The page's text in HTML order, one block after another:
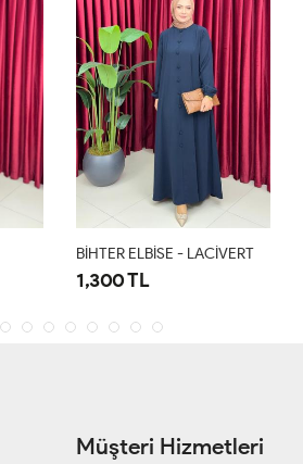
BİHTER ELBİSE - LACİVERT
1,300 TL
Müşteri Hizmetleri